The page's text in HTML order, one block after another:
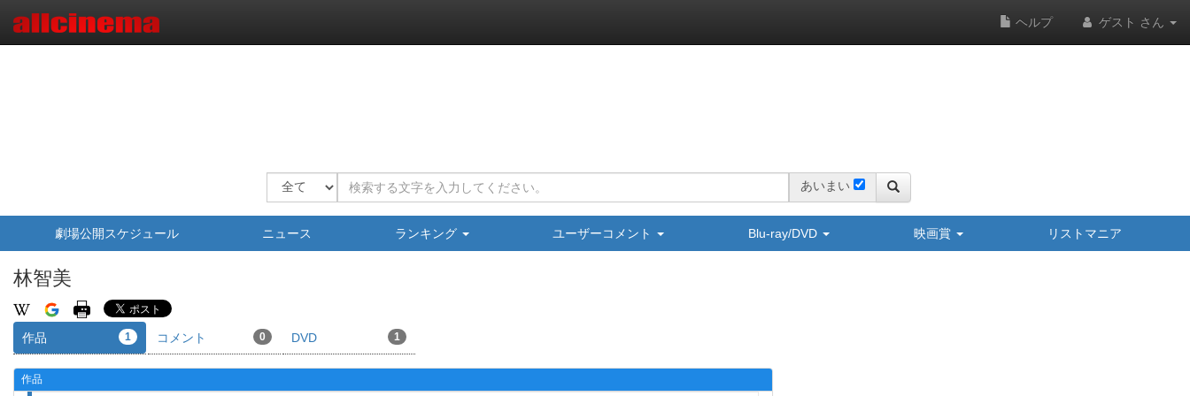
ヘルプ ゲスト さん
あいまい
劇場公開スケジュール ニュース ランキング ユーザーコメント Blu-ray/DVD 映画賞 リストマニア
林智美
作品 1 コメント 0 DVD 1
作品